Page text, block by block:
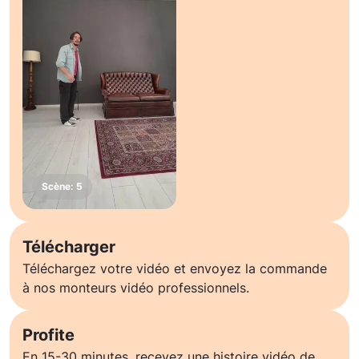
Télécharger
Téléchargez votre vidéo et envoyez la commande
à nos monteurs vidéo professionnels.
Profite